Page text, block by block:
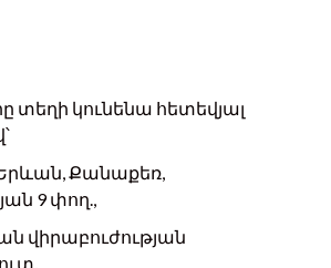
տեղի կունենա հետեվյալ
Երևան, Քանաքեռ,
9 փող.,
վիրաբուժության